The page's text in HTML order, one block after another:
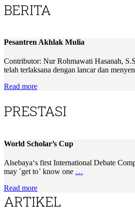
BERITA
Pesantren Akhlak Mulia
Contributor: Nur Rohmawati Hasanah,
telah terlaksana dengan lancar dan
Read more
PRESTASI
World Scholar’s Cup
Alsebaya‘s first International Debate
may ˹get to˺ know one …
Read more
ARTIKEL